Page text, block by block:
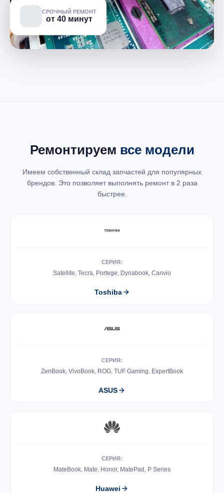
СРОЧНЫЙ РЕМОНТ
от 40 минут
Ремонтируем все модели
Имеем собственный склад запчастей для популярных
брендов. Это позволяет выполнять ремонт в 2 раза
быстрее.
СЕРИЯ:
Satellite, Tecra, Portege, Dynabook, Canvio
Toshiba
СЕРИЯ:
ZenBook, VivoBook, ROG, TUF Gaming, ExpertBook
ASUS
СЕРИЯ:
MateBook, Mate, Honor, MatePad, P Series
Huawei